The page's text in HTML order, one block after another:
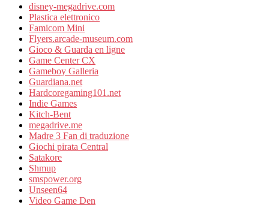
disney-megadrive.com
Plastica elettronico
Famicom Mini
Flyers.arcade-museum.com
Gioco & Guarda en ligne
Game Center CX
Gameboy Galleria
Guardiana.net
Hardcoregaming101.net
Indie Games
Kitch-Bent
megadrive.me
Madre 3 Fan di traduzione
Giochi pirata Central
Satakore
Shmup
smspower.org
Unseen64
Video Game Den